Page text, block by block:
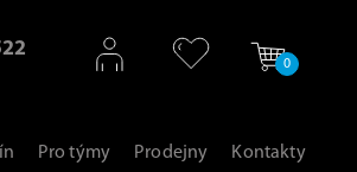
0
Pro týmy Prodejny Kontakty